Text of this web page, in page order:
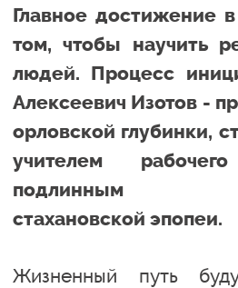
Главное достижение
том, чтобы научить
людей. Процесс
Алексеевич Изотов -
орловской глубинки,
учителем
подлинным
стахановской эпопеи.
Жизненный путь